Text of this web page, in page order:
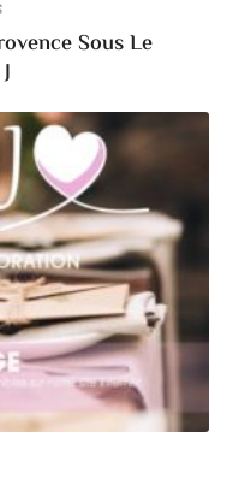
Sous Le